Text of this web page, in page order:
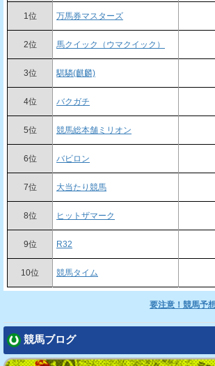
1位 万馬券マスターズ
2位 馬クイック（ウマクイック）
3位 騏驎(麒麟)
4位 バクガチ
5位 競馬総本舗ミリオン
6位 バビロン
7位 大当たり競馬
8位 ヒットザマーク
9位 R32
10位 競馬タイム
要注意！競馬予
競馬ブログ